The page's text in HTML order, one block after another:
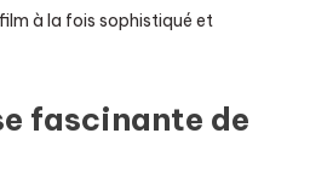
à la fois sophistiqué et
fascinante de